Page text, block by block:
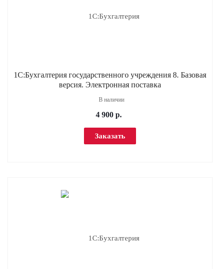
1С:Бухгалтерия государственного учреждения 8. Базовая
версия. Электронная поставка
В наличии
4 900 р.
Заказать